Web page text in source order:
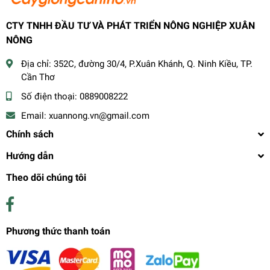
CTY TNHH ĐẦU TƯ VÀ PHÁT TRIỂN NÔNG NGHIỆP XUÂN
NÔNG
Địa chỉ: 352C, đường 30/4, P.Xuân Khánh, Q. Ninh Kiều, TP.
Cần Thơ
Số điện thoại: 0889008222
Email: xuannong.vn@gmail.com
Chính sách
Hướng dẫn
Theo dõi chúng tôi
Phương thức thanh toán